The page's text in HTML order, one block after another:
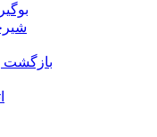
بازگشت